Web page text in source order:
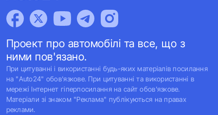
Проект про автомобілі та все, що з
ними пов'язано.
При цитуванні і використанні будь-яких матеріалів посилання
на "Auto24" обов'язкове. При цитуванні та використанні в
мережі Інтернет гіперпосилання на сайт обов'язкове.
Матеріали зі знаком "Реклама" публікуються на правах
реклами.